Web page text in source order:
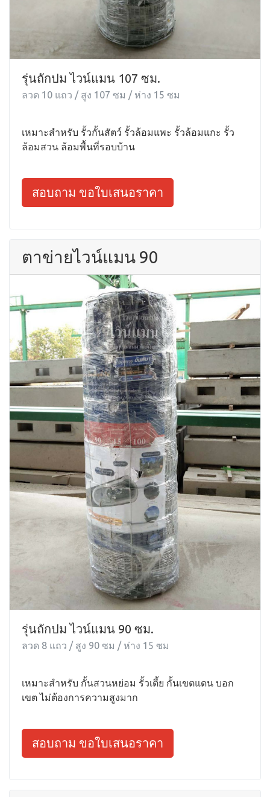
รุ่นถักปม ไวน์แมน 107 ซม.
ลวด 10 แถว / สูง 107 ซม / ห่าง 15 ซม
เหมาะสำหรับ รั้วกั้นสัตว์ รั้วล้อมแพะ รั้วล้อมแกะ รั้ว
ล้อมสวน ล้อมพื้นที่รอบบ้าน
สอบถาม ขอใบเสนอราคา
ตาข่ายไวน์แมน 90
รุ่นถักปม ไวน์แมน 90 ซม.
ลวด 8 แถว / สูง 90 ซม / ห่าง 15 ซม
เหมาะสำหรับ กั้นสวนหย่อม รั้วเตี้ย กั้นเขตแดน บอก
เขต ไม่ต้องการความสูงมาก
สอบถาม ขอใบเสนอราคา